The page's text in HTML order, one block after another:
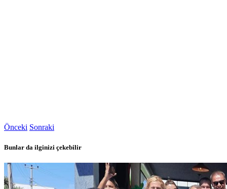
Önceki Sonraki
Bunlar da ilginizi çekebilir